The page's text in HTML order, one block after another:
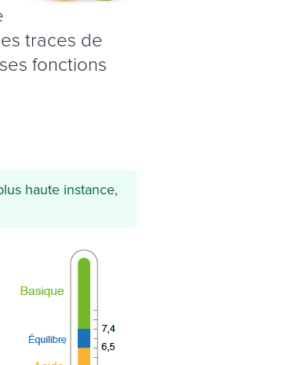
traces de
fonctions
haute instance,